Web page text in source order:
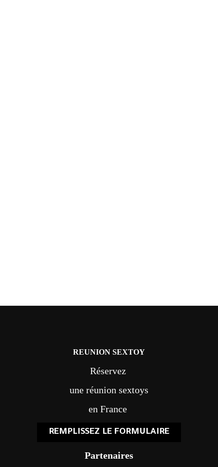
REUNION SEXTOY
Réservez
une réunion sextoys
en France
REMPLISSEZ LE FORMULAIRE
Partenaires